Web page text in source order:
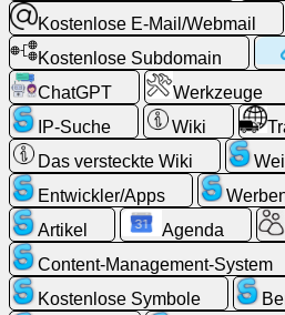
Webshop
Entwickler/Apps
Werkzeuge
Arbeiten
Webverzeichnis
Winzige
Kostenlose E-Mail/Webmail
Kostenlose Subdomain
ChatGPT
Werkzeuge
IP-Suche
Wiki
Das versteckte Wiki
Entwickler/Apps
Artikel
Agenda
Content-Management-System
Kostenlose Symbole